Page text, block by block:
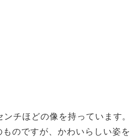
チほどの像を持っています。
のですが、かわいらしい姿を